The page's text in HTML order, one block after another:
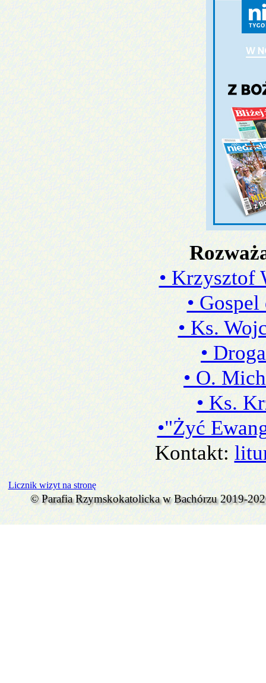
• Krzysztof
•
• Ks.
•
• O.
• Ks.
•"Żyć
Kontakt:
Licznik wizyt na stronę
© Parafia Rzymskokatolicka w Bachórzu 2019-